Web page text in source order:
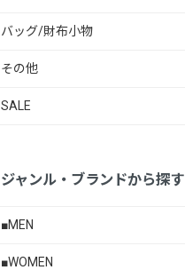
バッグ/財布小物
その他
SALE
ジャンル・ブランドから探す
■MEN
■WOMEN